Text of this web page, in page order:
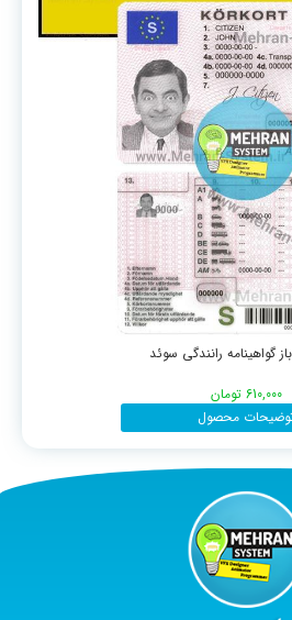
گواهینامه رانندگی سوئد
610,000 تومان
محصول